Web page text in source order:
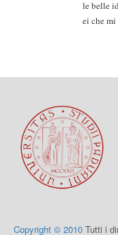
le belle
ei che
Copyright © 2010 Tutti i